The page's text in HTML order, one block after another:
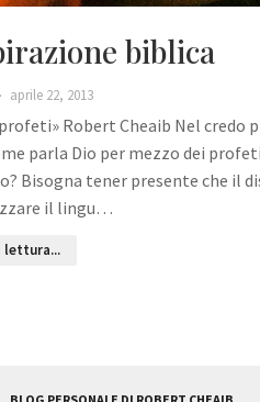
biblica
aprile 22, 2013
Robert Cheaib Nel credo
parla Dio per mezzo dei
Bisogna tener presente che il
il lingu…
lettura...